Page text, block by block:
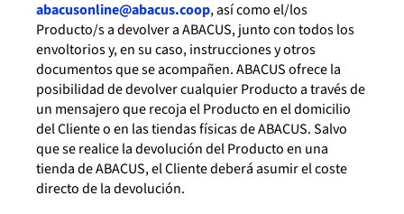
abacusonline@abacus.coop, así como el/los
Producto/s a devolver a ABACUS, junto con todos los
envoltorios y, en su caso, instrucciones y otros
documentos que se acompañen. ABACUS ofrece la
posibilidad de devolver cualquier Producto a través de
un mensajero que recoja el Producto en el domicilio
del Cliente o en las tiendas físicas de ABACUS. Salvo
que se realice la devolución del Producto en una
tienda de ABACUS, el Cliente deberá asumir el coste
directo de la devolución.